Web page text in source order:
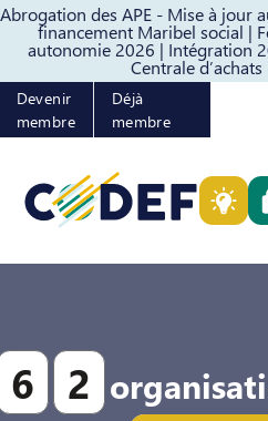
Abrogation des APE - Mise à jour
financement Maribel social |
autonomie 2026 | Intégration
Centrale
Passer au contenu
Devenir
membre
Déjà
membre
6 2